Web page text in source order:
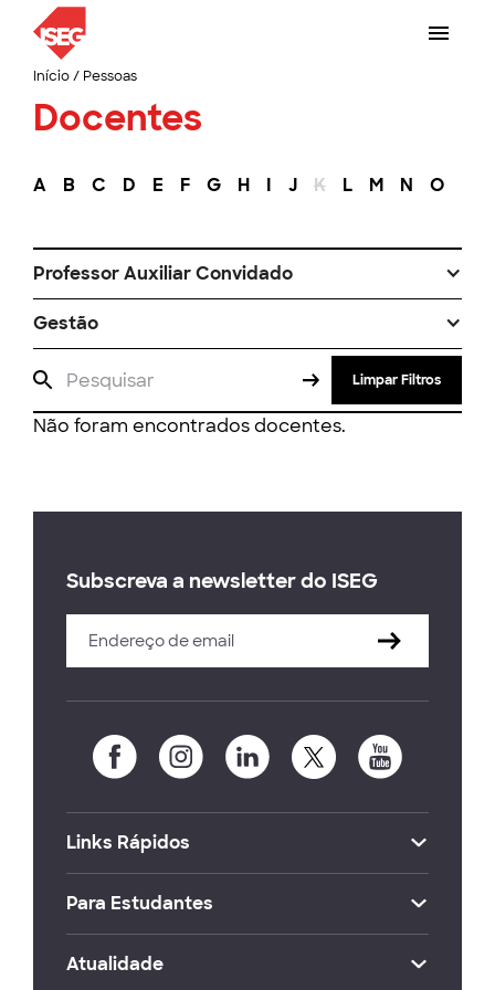
Início/ Pessoas
Docentes
A B C D E F G H I J K L M N O
Professor Auxiliar Convidado
Gestão
Limpar Filtros
Não foram encontrados docentes.
Subscreva a newsletter do ISEG
Links Rápidos
Para Estudantes
Atualidade